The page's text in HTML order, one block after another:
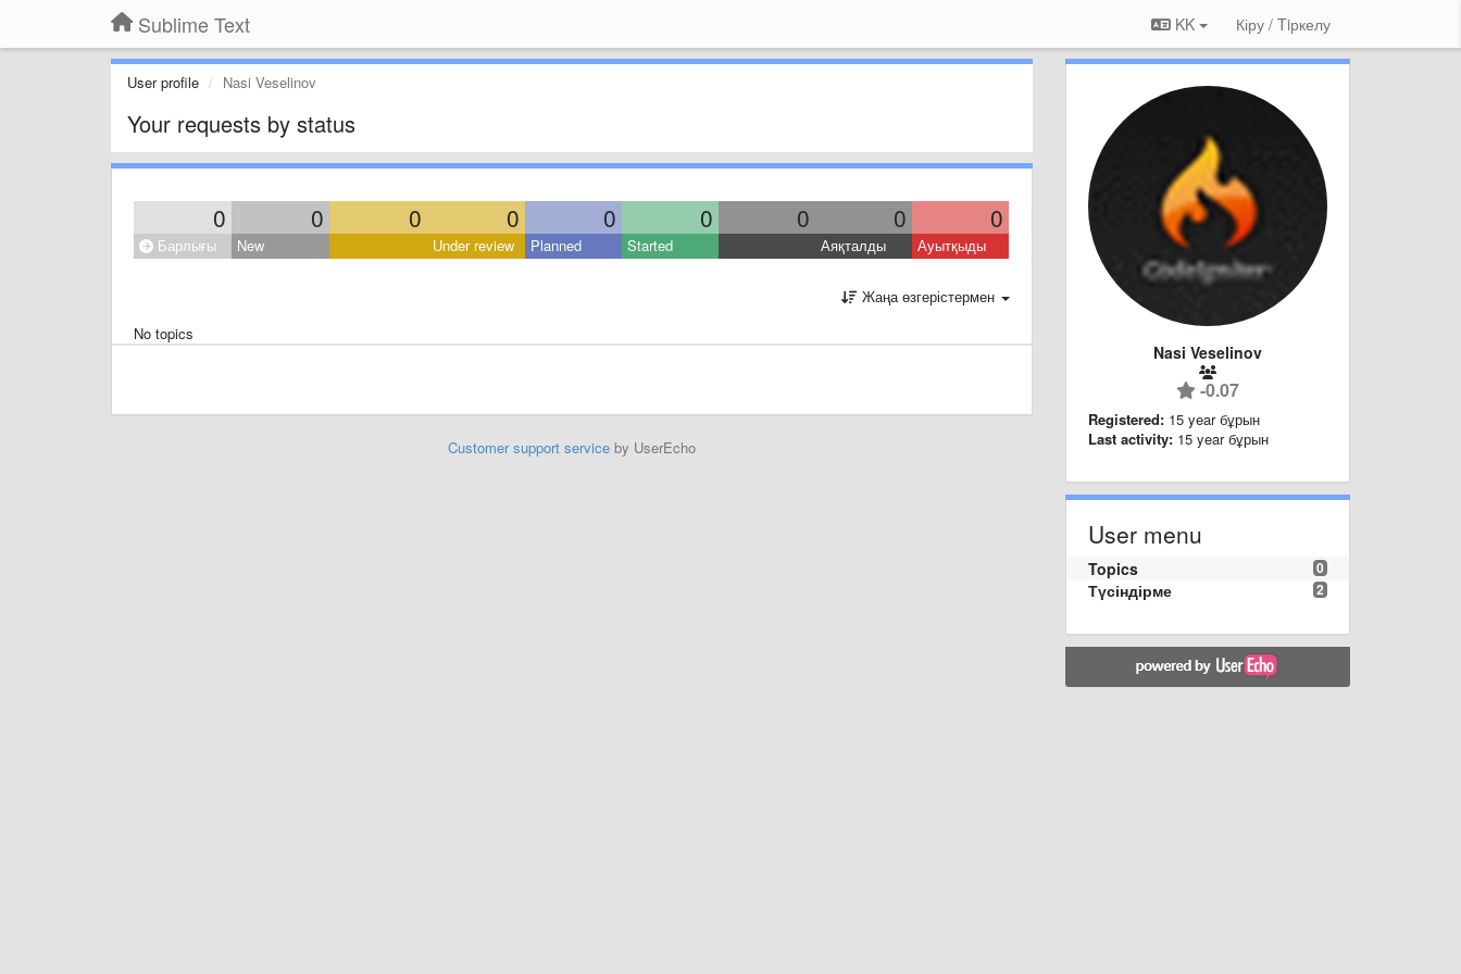
Sublime Text KK Кіру / Tiркелу
User profile Nasi Veselinov
Your requests by status
0 0 0 0 0 0 0 0 0
Барлығы New Under review Planned Started Аяқталды Ауытқыды
Жаңа өзгерістермен
No topics
Customer support serviceby UserEcho
Nasi Veselinov
-0.07
Registered: 15 year бұрын
Last activity: 15 year бұрын
User menu
0
Topics
2
Түсіндірме